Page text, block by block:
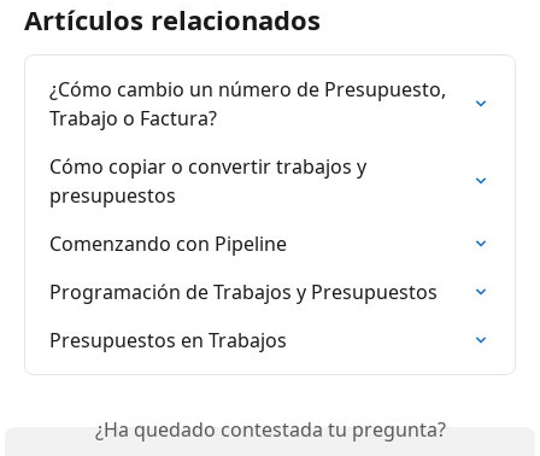
Artículos relacionados
¿Cómo cambio un número de Presupuesto,
Trabajo o Factura?
Cómo copiar o convertir trabajos y
presupuestos
Comenzando con Pipeline
Programación de Trabajos y Presupuestos
Presupuestos en Trabajos
¿Ha quedado contestada tu pregunta?